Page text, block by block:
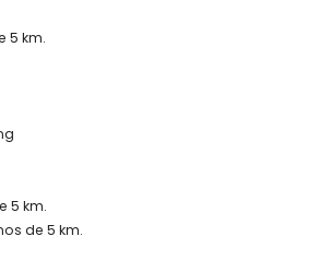
Javea (a menos de 5 kilómetros de
El Arenal, Javea (a menos de 5
villa)
de la villa)
Montgo, Javea (a menos de 5
villa)
cercano: Alicante (a menos de 100
villa)
más cercano: Valencia (> 100
5 km.
5 km.
de 5 km.